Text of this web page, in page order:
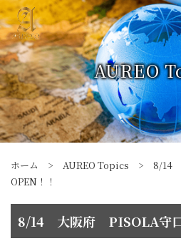
AUREO
ホーム > AUREO Topics > 8/14
OPEN！！
8/14 大阪府 PISOLA守口